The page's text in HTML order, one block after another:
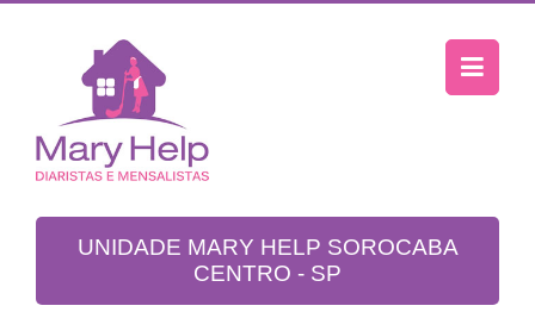
UNIDADE MARY HELP SOROCABA
CENTRO - SP